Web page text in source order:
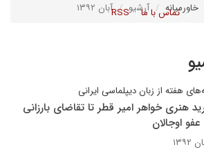
تماس با ما RSS خاورمیانه آرشیو آبان ۱۳۹۲
هفته از زبان دیپلماسی ایرانی
هنری خواهر امیر قطر تا تقاضای بارزانی
اوجالان